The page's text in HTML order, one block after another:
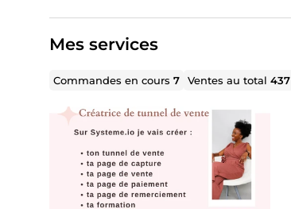
Mes services
Commandes en cours7 Ventes au total437